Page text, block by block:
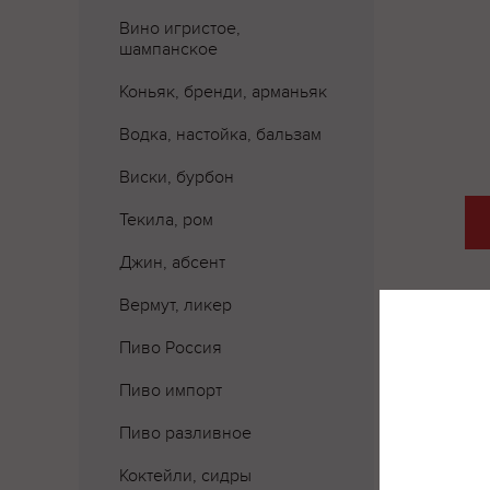
Вино игристое,
шампанское
Коньяк, бренди, арманьяк
Водка, настойка, бальзам
Виски, бурбон
Текила, ром
Джин, абсент
Вермут, ликер
Пиво Россия
Пиво импорт
Пиво разливное
Коктейли, сидры